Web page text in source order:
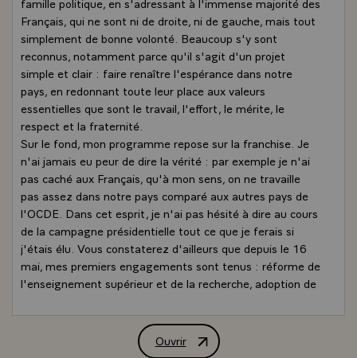
Français, qui ne sont ni de droite, ni de gauche, mais tout
simplement de bonne volonté. Beaucoup s'y sont
reconnus, notamment parce qu'il s'agit d'un projet
simple et clair : faire renaître l'espérance dans notre
pays, en redonnant toute leur place aux valeurs
essentielles que sont le travail, l'effort, le mérite, le
respect et la fraternité.
Sur le fond, mon programme repose sur la franchise. Je
n'ai jamais eu peur de dire la vérité : par exemple je n'ai
pas caché aux Français, qu'à mon sens, on ne travaille
pas assez dans notre pays comparé aux autres pays de
l'OCDE. Dans cet esprit, je n'ai pas hésité à dire au cours
de la campagne présidentielle tout ce que je ferais si
j'étais élu. Vous constaterez d'ailleurs que depuis le 16
mai, mes premiers engagements sont tenus : réforme de
l'enseignement supérieur et de la recherche, adoption de
et, ma visite en Hongrie en est une des traductions
majeures, le retour de la France sur la scène européenne.
Ouvrir
Interview de M. Nicolas Sarkozy,